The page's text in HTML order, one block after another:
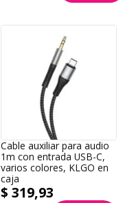
Cable auxiliar para audio
1m con entrada USB-C,
varios colores, KLGO en
caja
$ 319,93